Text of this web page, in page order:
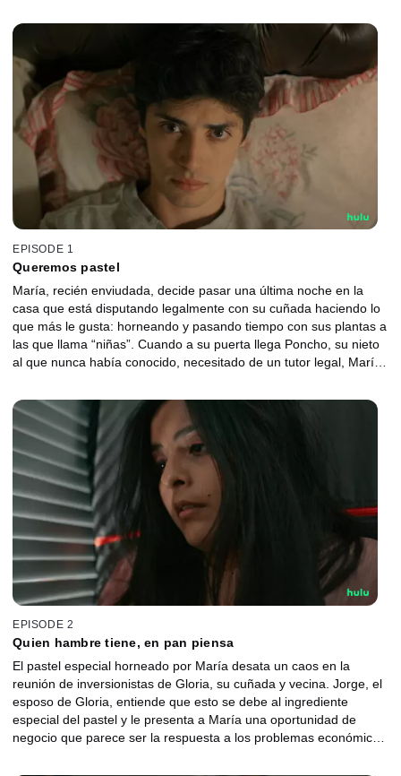
EPISODE 1
Queremos pastel
María, recién enviudada, decide pasar una última noche en la
casa que está disputando legalmente con su cuñada haciendo lo
que más le gusta: horneando y pasando tiempo con sus plantas a
las que llama “niñas”. Cuando a su puerta llega Poncho, su nieto
al que nunca había conocido, necesitado de un tutor legal, María
sentido de su vida.
EPISODE 2
Quien hambre tiene, en pan piensa
El pastel especial horneado por María desata un caos en la
reunión de inversionistas de Gloria, su cuñada y vecina. Jorge, el
esposo de Gloria, entiende que esto se debe al ingrediente
especial del pastel y le presenta a María una oportunidad de
negocio que parece ser la respuesta a los problemas económicos